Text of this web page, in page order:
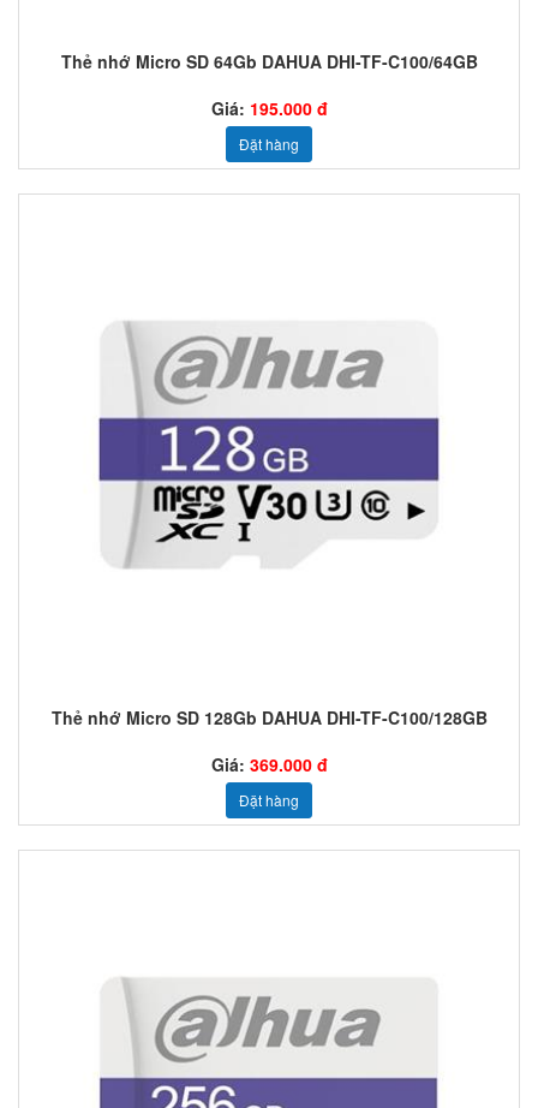
Thẻ nhớ Micro SD 64Gb DAHUA DHI-TF-C100/64GB
Giá: 195.000 đ
Đặt hàng
Thẻ nhớ Micro SD 128Gb DAHUA DHI-TF-C100/128GB
Giá: 369.000 đ
Đặt hàng